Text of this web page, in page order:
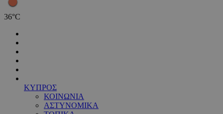
36°C
ΚΥΠΡΟΣ
ΚΟΙΝΩΝΙΑ
ΑΣΤΥΝΟΜΙΚΑ